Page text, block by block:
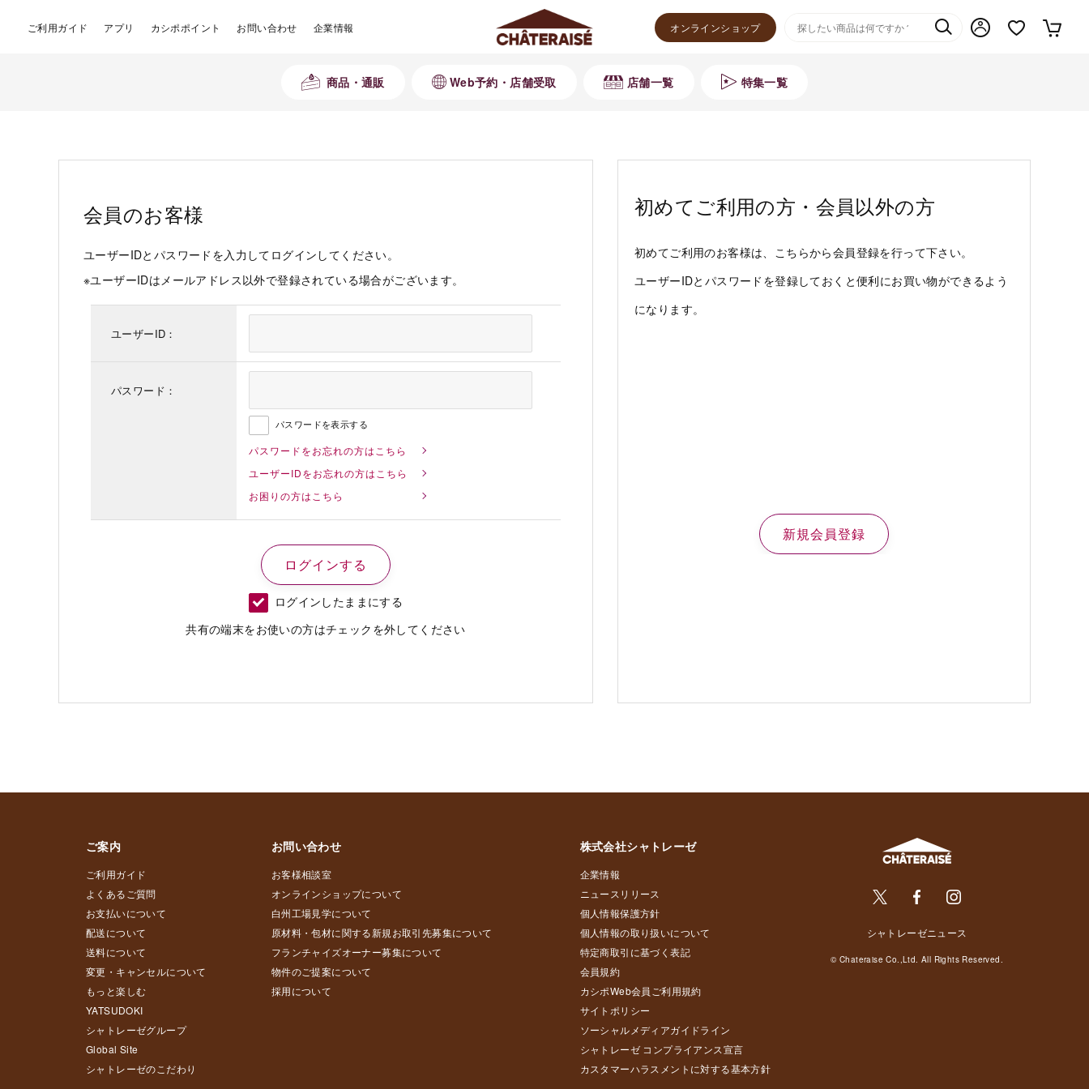
ご利用ガイド アプリ カシポポイント お問い合わせ 企業情報 オンラインショップ
商品・通販 Web予約・店舗受取 店舗一覧 特集一覧
会員のお客様
ユーザーIDとパスワードを入力してログインしてください。
※ユーザーIDはメールアドレス以外で登録されている場合がございます。
ユーザーID：
パスワード：
パスワードを表示する
パスワードをお忘れの方はこちら
ユーザーIDをお忘れの方はこちら
お困りの方はこちら
ログインしたままにする
共有の端末をお使いの方はチェックを外してください
初めてご利用の方・会員以外の方
初めてご利用のお客様は、こちらから会員登録を行って下さい。
ユーザーIDとパスワードを登録しておくと便利にお買い物ができるよう
になります。
ご案内
ご利用ガイド
よくあるご質問
お支払いについて
配送について
送料について
変更・キャンセルについて
もっと楽しむ
YATSUDOKI
シャトレーゼグループ
Global Site
シャトレーゼのこだわり
お問い合わせ
お客様相談室
オンラインショップについて
白州工場見学について
原材料・包材に関する新規お取引先募集について
フランチャイズオーナー募集について
物件のご提案について
採用について
株式会社シャトレーゼ
企業情報
ニュースリリース
個人情報保護方針
個人情報の取り扱いについて
特定商取引に基づく表記
会員規約
カシポWeb会員ご利用規約
サイトポリシー
ソーシャルメディアガイドライン
シャトレーゼ コンプライアンス宣言
カスタマーハラスメントに対する基本方針
シャトレーゼニュース
© Chateraise Co.,Ltd. All Rights Reserved.